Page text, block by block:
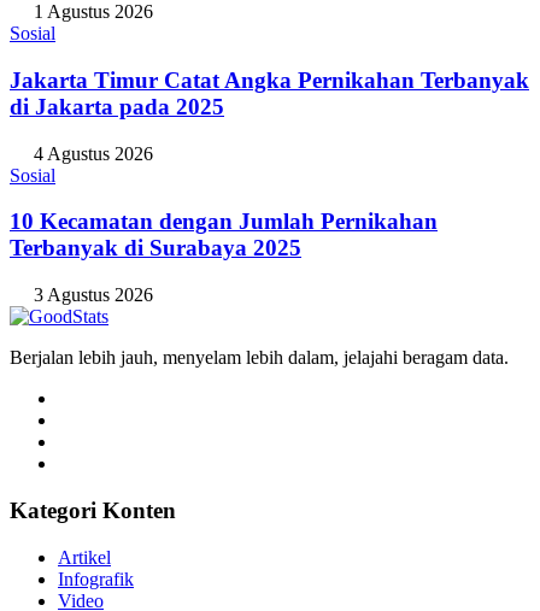
1 Agustus 2026
Sosial
Jakarta Timur Catat Angka Pernikahan Terbanyak
di Jakarta pada 2025
4 Agustus 2026
Sosial
10 Kecamatan dengan Jumlah Pernikahan
Terbanyak di Surabaya 2025
3 Agustus 2026
Berjalan lebih jauh, menyelam lebih dalam, jelajahi beragam data.
Kategori Konten
Artikel
Infografik
Video